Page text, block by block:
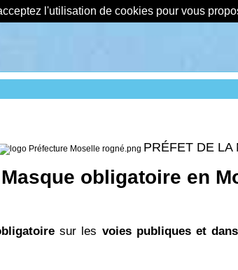
l'utilisation de cookies pour vous
PRÉFET DE LA
Masque obligatoire en
sur les voies publiques et